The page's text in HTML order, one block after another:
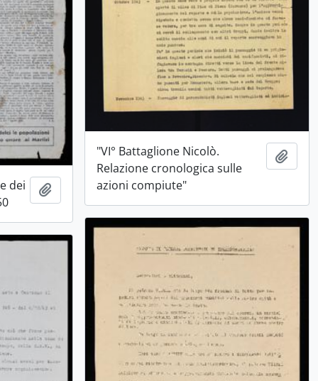
"VI° Battaglione Nicolò.
Relazione cronologica sulle
azioni compiute"
dei
Aggiungi all'area di lavoro